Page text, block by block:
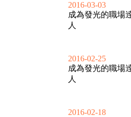
2016-03-03
成為發光的職場
人
2016-02-25
成為發光的職場
人
2016-02-18